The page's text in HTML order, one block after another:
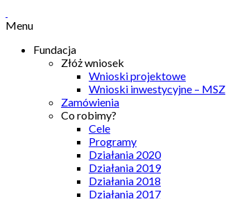
Menu
Fundacja
Złóż wniosek
Wnioski projektowe
Wnioski inwestycyjne – MSZ
Zamówienia
Co robimy?
Cele
Programy
Działania 2020
Działania 2019
Działania 2018
Działania 2017